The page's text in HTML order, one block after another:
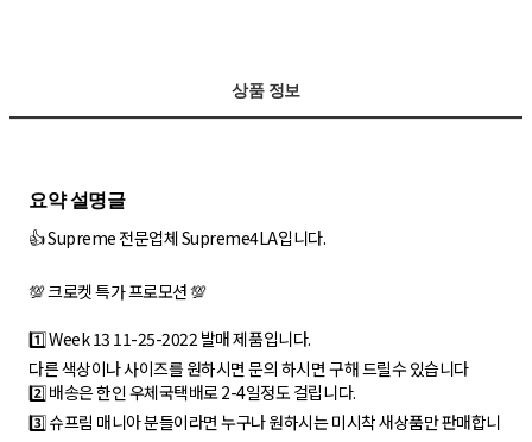
상품 정보
요약 설명글
👍 Supreme 전문업체 Supreme4LA입니다.
💯 크로켓 특가 프로모션 💯
1️⃣ Week 13 11-25-2022 발매 제품입니다.
다른 색상이나 사이즈를 원하시면 문의 하시면 구해 드릴수 있습니다
2️⃣ 배송은 한인 우체국택배로 2-4일정도 걸립니다.
3️⃣ 슈프림 매니아 분들이라면 누구나 원하시는 미시착 새상품만 판매합니